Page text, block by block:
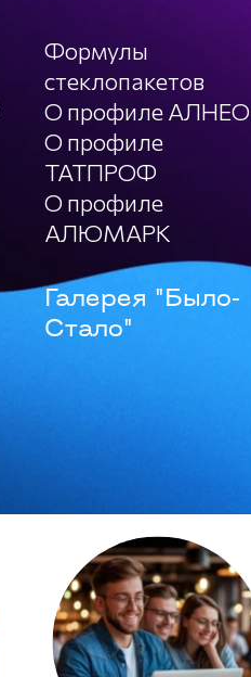
Формулы
стеклопакетов
О профиле АЛНЕО
О профиле
ТАТПРОФ
О профиле
АЛЮМАРК
Галерея "Было-
Стало"